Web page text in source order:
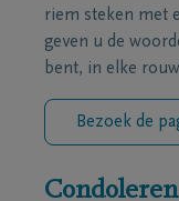
riem steken met
geven u de
bent, in elke
Bezoek de